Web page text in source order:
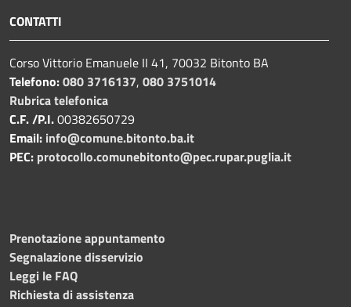
CONTATTI
Corso Vittorio Emanuele II 41, 70032 Bitonto BA
Telefono:080 3716137, 080 3751014
Rubrica telefonica
C.F. /P.I.00382650729
Email: info@comune.bitonto.ba.it
PEC: protocollo.comunebitonto@pec.rupar.puglia.it
Prenotazione appuntamento
Segnalazione disservizio
Leggi le FAQ
Richiesta di assistenza